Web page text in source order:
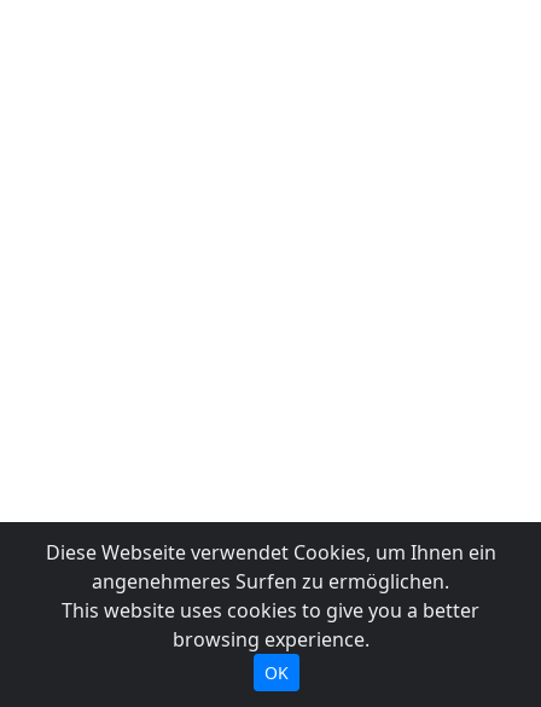
Diese Webseite verwendet Cookies, um Ihnen ein
angenehmeres Surfen zu ermöglichen.
This website uses cookies to give you a better
browsing experience.
OK